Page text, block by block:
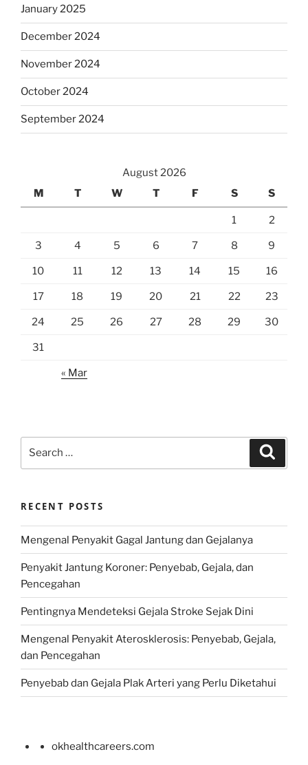
January 2025
December 2024
November 2024
October 2024
September 2024
August 2026
M
T W T F S S
1 2
3 4 5 6 7 8 9
10 11 12 13 14 15 16
17 18 19 20 21 22 23
24 25 26 27 28 29 30
31
« Mar
RECENT POSTS
Mengenal Penyakit Gagal Jantung dan Gejalanya
Penyakit Jantung Koroner: Penyebab, Gejala, dan
Pencegahan
Pentingnya Mendeteksi Gejala Stroke Sejak Dini
Mengenal Penyakit Aterosklerosis: Penyebab, Gejala,
dan Pencegahan
Penyebab dan Gejala Plak Arteri yang Perlu Diketahui
okhealthcareers.com